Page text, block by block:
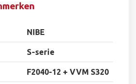
NIBE
S-serie
F2040-12 + VVM S320